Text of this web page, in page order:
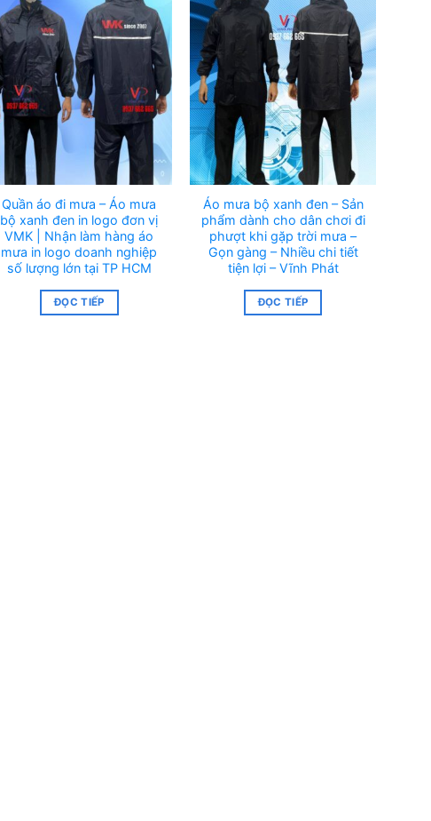
Quần áo đi mưa – Áo mưa
bộ xanh đen in logo đơn vị
VMK | Nhận làm hàng áo
mưa in logo doanh nghiệp
số lượng lớn tại TP HCM
ĐỌC TIẾP
Áo mưa bộ xanh đen – Sản
phẩm dành cho dân chơi đi
phượt khi gặp trời mưa –
Gọn gàng – Nhiều chi tiết
tiện lợi – Vĩnh Phát
ĐỌC TIẾP